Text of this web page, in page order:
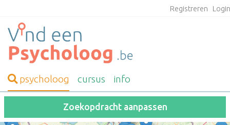
Registreren
psycholoog cursus info
Zoekopdracht aanpassen